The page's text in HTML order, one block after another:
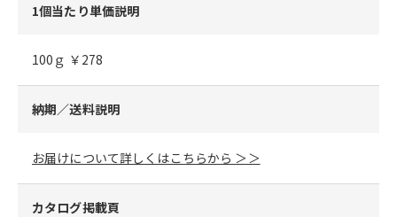
1個当たり単価説明
100ｇ ￥278
納期／送料説明
お届けについて詳しくはこちらから ＞＞
カタログ掲載頁